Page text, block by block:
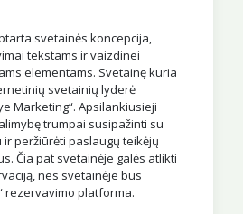
svetainės koncepcija,
tekstams ir vaizdinei
elementams. Svetainę kuria
svetainių lyderė
Marketing“. Apsilankiusieji
trumpai susipažinti su
peržiūrėti paslaugų teikėjų
Čia pat svetainėje galės atlikti
nes svetainėje bus
rezervavimo platforma.